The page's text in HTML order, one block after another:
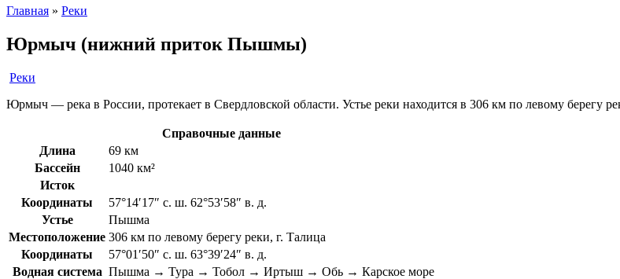
Главная » Реки
Юрмыч (нижний приток Пышмы)
Реки
Юрмыч — река в России, протекает в Свердловской области. Устье реки находится в 306 км по левому
Справочные данные
Длина
69 км
Бассейн
1040 км²
Исток
Координаты
57°14′17″ с. ш. 62°53′58″ в. д.
Устье
Пышма
Местоположение 306 км по левому берегу реки, г. Талица
Координаты
57°01′50″ с. ш. 63°39′24″ в. д.
Водная система Пышма → Тура → Тобол → Иртыш → Обь → Карское море